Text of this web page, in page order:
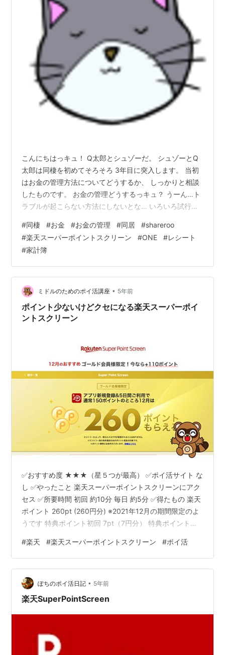
こんにちはっキュ！ Q太郎とシュゾーだ。 シュゾーとQ
太郎は同棲を初めてそろそろ 3年目に突入します。 当初
はお金の管理方法についてどうするか、 しっかりと相談
したものです。 お金の管理どうするっキュ？ うーん…ト
ラブルが起こらない方法にしないとな… いろいろ試行錯
ね これから同棲を始める方でお金の管理をどうするか 迷
われる方は少なからずいらっしゃると思います。 そこ
で、こちらの記事では以下のような内容についてご紹介
していきます。 １．同棲のお金の折版方法について １－
１．完全に折半 １－２．一方が多めに払う １－３．一方
がすべて払う ２．同…
#同棲 #お金 #お金の管理 #同居 #shareroo
#楽天スーパーポイントスクリーン #ONE #レシート
#家計簿
ミドルのためのポイ活講座 • 5年前
ポイント少ないけどクセになる楽天スーパーポイ
ントスクリーン
✅おすすめ度 ★★★（星５つが最高） ✅ポイ活サイト な
し ✅やったこと 楽天スーパーポイントスクリーンにアク
セス ✅所要時間 初回 約10分 毎日 約5分 ✅得たもの 楽天
ポイント 260pt (260円分) ※2021年12月の期間限定のよ
うです 特典ポイント初回 7pt（7円分） 特典ポイント毎
ントスクリーンやりました 初回ボーナスポイントで
260pt ポイントが貯まるのは（P)１広告のみ （P)１は毎
日５枚程度表示される ラッキーコインゲーム ポイントイ
ンカムのタップマラソンよりもまし 楽天スーパーポイン
トスクリーンやりました…
#楽天 #楽天スーパーポイントスクリーン #ポイ活
ぽちのポイ活日記 • 5年前
楽天SuperPointScreen